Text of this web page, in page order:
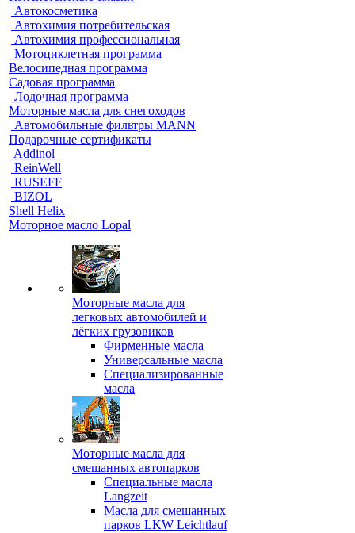
Автокосметика
Автохимия потребительская
Автохимия профессиональная
Мотоциклетная программа
Велосипедная программа
Садовая программа
Лодочная программа
Моторные масла для снегоходов
Автомобильные фильтры MANN
Подарочные сертификаты
Addinol
ReinWell
RUSEFF
BIZOL
Shell Helix
Моторное масло Lopal
Моторные масла для
легковых автомобилей и
лёгких грузовиков
Фирменные масла
Универсальные масла
Специализированные
масла
Моторные масла для
смешанных автопарков
Специальные масла
Langzeit
Масла для смешанных
парков LKW Leichtlauf